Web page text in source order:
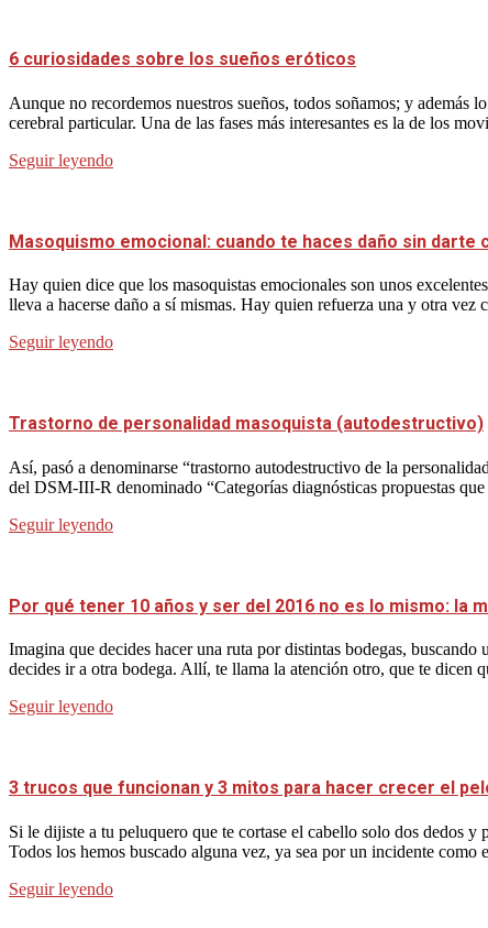
6 curiosidades sobre los sueños eróticos
Aunque no recordemos nuestros sueños, todos soñamos; y además
cerebral particular. Una de las fases más interesantes es la de los
Seguir leyendo
Masoquismo emocional: cuando te haces daño sin darte
Hay quien dice que los masoquistas emocionales son unos
lleva a hacerse daño a sí mismas. Hay quien refuerza una y otra vez
Seguir leyendo
Trastorno de personalidad masoquista (autodestructivo)
Así, pasó a denominarse “trastorno autodestructivo de la
del DSM-III-R denominado “Categorías diagnósticas propuestas
Seguir leyendo
Por qué tener 10 años y ser del 2016 no es lo mismo: la
Imagina que decides hacer una ruta por distintas bodegas,
decides ir a otra bodega. Allí, te llama la atención otro, que te dicen
Seguir leyendo
3 trucos que funcionan y 3 mitos para hacer crecer el
Si le dijiste a tu peluquero que te cortase el cabello solo dos dedos y
Todos los hemos buscado alguna vez, ya sea por un incidente como
Seguir leyendo